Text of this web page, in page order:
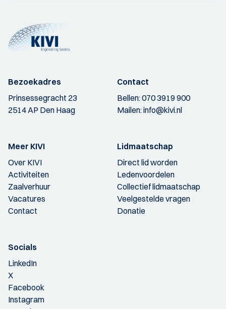
Bezoekadres
Prinsessegracht 23
2514 AP Den Haag
Contact
Bellen:070 3919 900
Mailen:info@kivi.nl
Meer KIVI
Over KIVI
Activiteiten
Zaalverhuur
Vacatures
Contact
Lidmaatschap
Direct lid worden
Ledenvoordelen
Collectief lidmaatschap
Veelgestelde vragen
Donatie
Socials
LinkedIn
X
Facebook
Instagram